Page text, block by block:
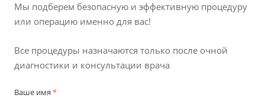
Мы подберем безопасную и эффективную процедуру
или операцию именно для вас!
Все процедуры назначаются только после очной
диагностики и консультации врача
Ваше имя *